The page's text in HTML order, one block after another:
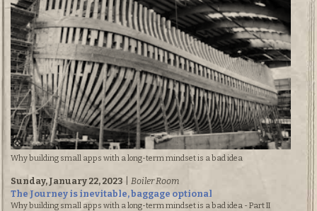
Why building small apps with a long-term mindset is a bad idea
Sunday, January 22, 2023
Boiler Room
The Journey is inevitable, baggage optional
Why building small apps with a long-term mindset is a bad idea - Part II